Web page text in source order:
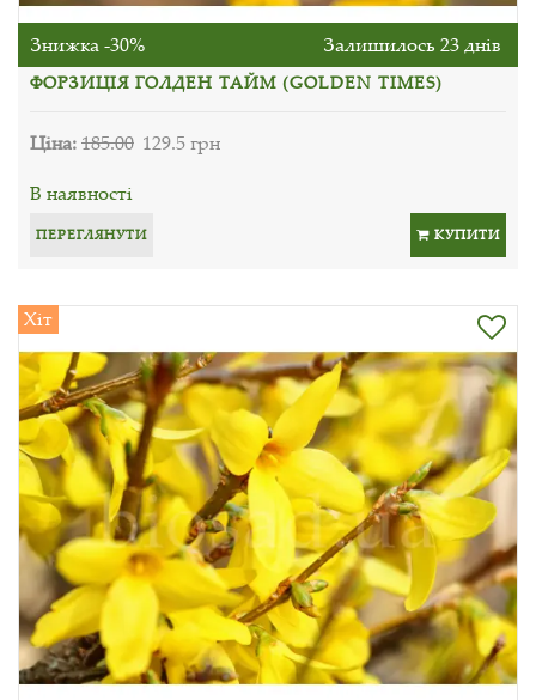
Знижка -30% Залишилось 23 днів
ФОРЗИЦІЯ ГОЛДЕН ТАЙМ (GOLDEN TIMES)
Ціна:185.00 129.5 грн
В наявності
ПЕРЕГЛЯНУТИ КУПИТИ
Хіт